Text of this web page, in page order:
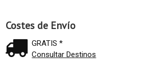
Costes de Envío
GRATIS *
Consultar Destinos